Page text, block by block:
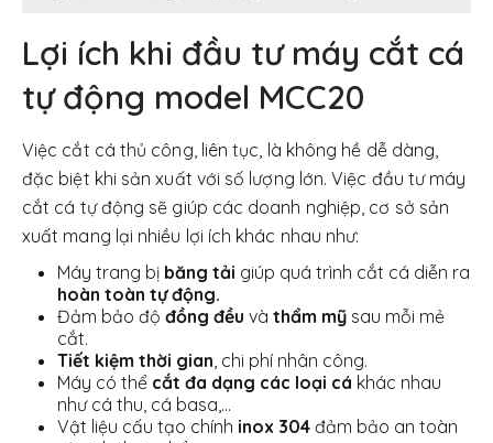
Lợi ích khi đầu tư máy cắt cá
tự động model MCC20
Việc cắt cá thủ công, liên tục, là không hề dễ dàng,
đặc biệt khi sản xuất với số lượng lớn. Việc đầu tư máy
cắt cá tự động sẽ giúp các doanh nghiệp, cơ sở sản
xuất mang lại nhiều lợi ích khác nhau như:
Máy trang bị băng tải giúp quá trình cắt cá diễn ra
hoàn toàn tự động.
Đảm bảo độ đồng đều và thẩm mỹ sau mỗi mẻ
cắt.
Tiết kiệm thời gian , chi phí nhân công.
Máy có thể cắt đa dạng các loại cá khác nhau
như cá thu, cá basa,…
Vật liệu cấu tạo chính inox 304 đảm bảo an toàn